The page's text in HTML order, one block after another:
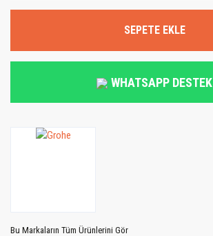
SEPETE EKLE
WHATSAPP DESTEK
Bu Markaların Tüm Ürünlerini Gör